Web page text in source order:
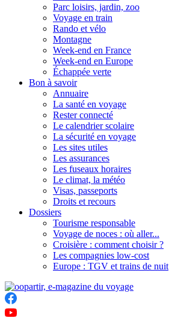
Parc loisirs, jardin, zoo
Voyage en train
Rando et vélo
Montagne
Week-end en France
Week-end en Europe
Échappée verte
Bon à savoir
Annuaire
La santé en voyage
Rester connecté
Le calendrier scolaire
La sécurité en voyage
Les sites utiles
Les assurances
Les fuseaux horaires
Le climat, la météo
Visas, passeports
Droits et recours
Dossiers
Tourisme responsable
Voyage de noces : où aller...
Croisière : comment choisir ?
Les compagnies low-cost
Europe : TGV et trains de nuit